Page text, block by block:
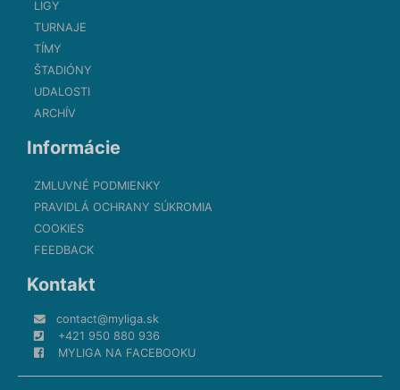
LIGY
TURNAJE
TÍMY
ŠTADIÓNY
UDALOSTI
ARCHÍV
Informácie
ZMLUVNÉ PODMIENKY
PRAVIDLÁ OCHRANY SÚKROMIA
COOKIES
FEEDBACK
Kontakt
contact@myliga.sk
+421 950 880 936
MYLIGA NA FACEBOOKU